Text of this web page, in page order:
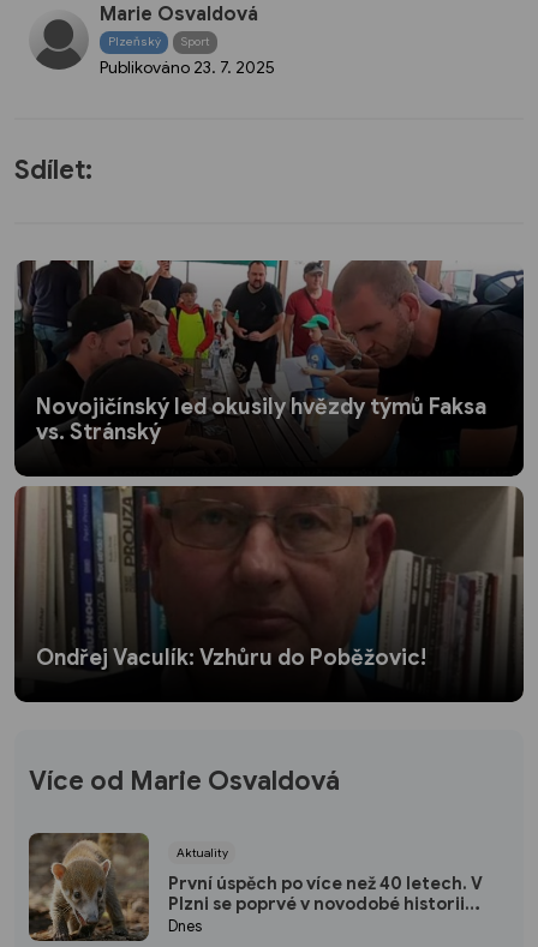
Marie Osvaldová
Plzeňský Sport
Publikováno 23. 7. 2025
Sdílet:
Novojičínský led okusily hvězdy týmů Faksa
vs. Stránský
Ondřej Vaculík: Vzhůru do Poběžovic!
Více od Marie Osvaldová
Aktuality
První úspěch po více než 40 letech. V
Plzni se poprvé v novodobé historii
narodili nosálové bělohubí
Dnes